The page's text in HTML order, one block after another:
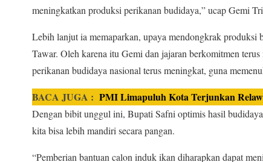
meningkatkan produksi perikanan budidaya,” ucap Gemi
Lebih lanjut ia memaparkan, upaya mendongkrak
Tawar. Oleh karena itu Gemi dan jajaran berkomitmen
perikanan budidaya nasional terus meningkat, guna
BACA JUGA : PMI Limapuluh Kota Terjunkan
Dengan bibit unggul ini, Bupati Safni optimis hasil
kita bisa lebih mandiri secara pangan.
“Pemberian bantuan calon induk ikan diharapkan dapat